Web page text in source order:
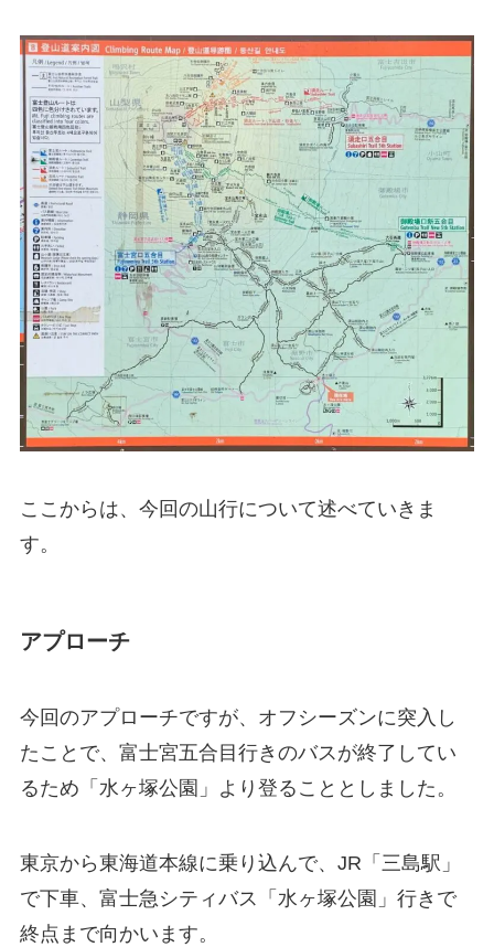
ここからは、今回の山行について述べていきま
す。
アプローチ
今回のアプローチですが、オフシーズンに突入し
たことで、富士宮五合目行きのバスが終了してい
るため「水ヶ塚公園」より登ることとしました。
東京から東海道本線に乗り込んで、JR「三島駅」
で下車、富士急シティバス「水ヶ塚公園」行きで
終点まで向かいます。